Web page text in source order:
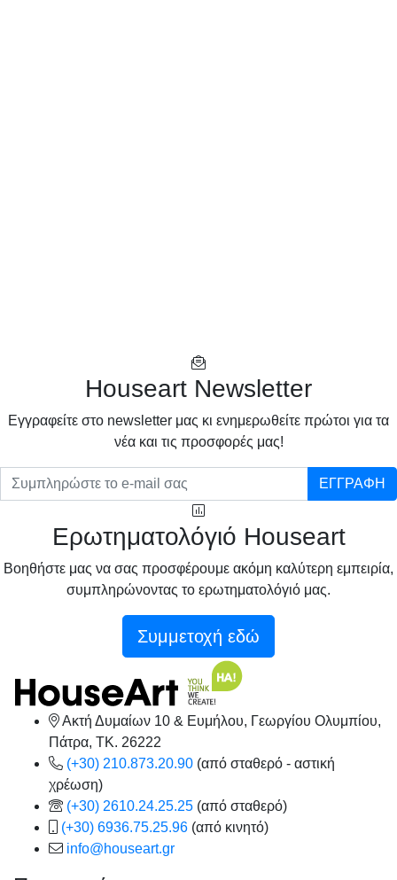
Houseart Newsletter
Eγγραφείτε στο newsletter μας κι ενημερωθείτε πρώτοι για τα
νέα και τις προσφορές μας!
ΕΓΓΡΑΦΗ
Ερωτηματολόγιό Houseart
Βοηθήστε μας να σας προσφέρουμε ακόμη καλύτερη εμπειρία,
συμπληρώνοντας το ερωτηματολόγιό μας.
Συμμετοχή εδώ
Ακτή Δυμαίων 10 & Ευμήλου, Γεωργίου Ολυμπίου,
Πάτρα, TK. 26222
(+30) 210.873.20.90 (από σταθερό - αστική
χρέωση)
(+30) 2610.24.25.25 (από σταθερό)
(+30) 6936.75.25.96 (από κινητό)
info@houseart.gr